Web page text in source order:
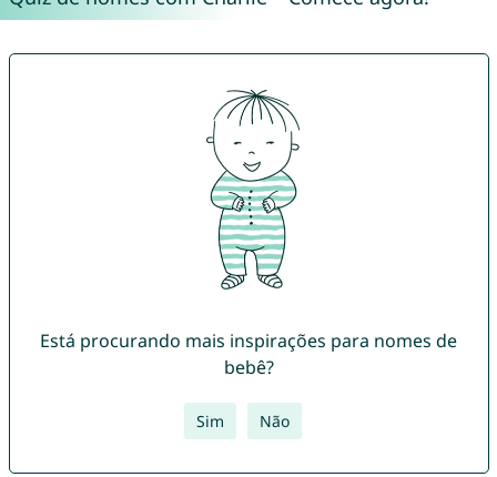
Está procurando mais inspirações para nomes de
bebê?
Sim Não